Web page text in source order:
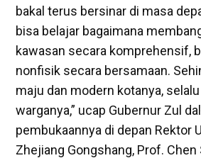
bakal terus bersinar di masa
bisa belajar bagaimana
kawasan secara komprehensif,
nonfisik secara bersamaan.
maju dan modern kotanya,
warganya,” ucap Gubernur Zul
pembukaannya di depan Rektor
Zhejiang Gongshang, Prof. Chen